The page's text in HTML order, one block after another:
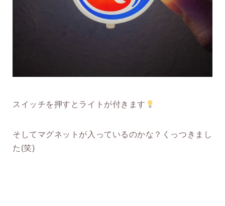
スイッチを押すとライトが付きます
そしてマグネットが入っているのかな？くっつきまし
た(笑)